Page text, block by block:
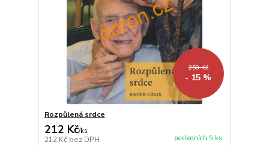
250 Kč
- 15 %
Rozpůlená srdce
212 Kč/ks
212 Kč bez DPH posledních 5 ks